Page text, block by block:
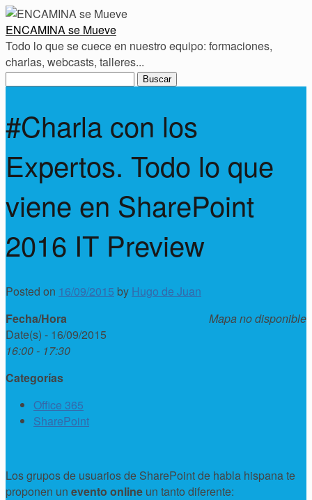
ENCAMINA se Mueve
Todo lo que se cuece en nuestro equipo: formaciones,
charlas, webcasts, talleres...
Buscar:
#Charla con los
Expertos. Todo lo que
viene en SharePoint
2016 IT Preview
Posted on 16/09/2015 by Hugo de Juan
Mapa no disponible
Fecha/Hora
Date(s) - 16/09/2015
16:00 - 17:30
Categorías
Office 365
SharePoint
Los grupos de usuarios de SharePoint de habla hispana te
proponen un evento online un tanto diferente: